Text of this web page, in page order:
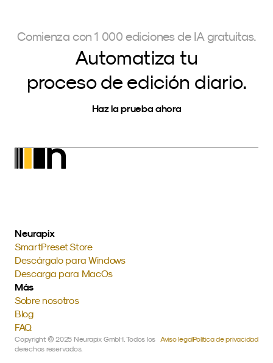
Comienza con 1 000 ediciones de IA gratuitas.
Automatiza tu
proceso de edición diario.
Haz la prueba ahora
Neurapix
SmartPreset Store
Descárgalo para Windows
Descarga para MacOs
Más
Sobre nosotros
Blog
FAQ
Copyright © 2025 Neurapix GmbH. Todos los
derechos reservados.
Aviso legalPolítica de privacidad